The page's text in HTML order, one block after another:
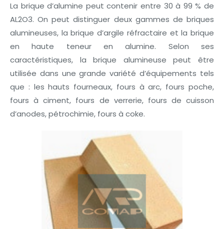
La brique d’alumine peut contenir entre 30 à 99 % de
AL2O3. On peut distinguer deux gammes de briques
alumineuses, la brique d’argile réfractaire et la brique
en haute teneur en alumine. Selon ses
caractéristiques, la brique alumineuse peut être
utilisée dans une grande variété d’équipements tels
que : les hauts fourneaux, fours à arc, fours poche,
fours à ciment, fours de verrerie, fours de cuisson
d’anodes, pétrochimie, fours à coke.